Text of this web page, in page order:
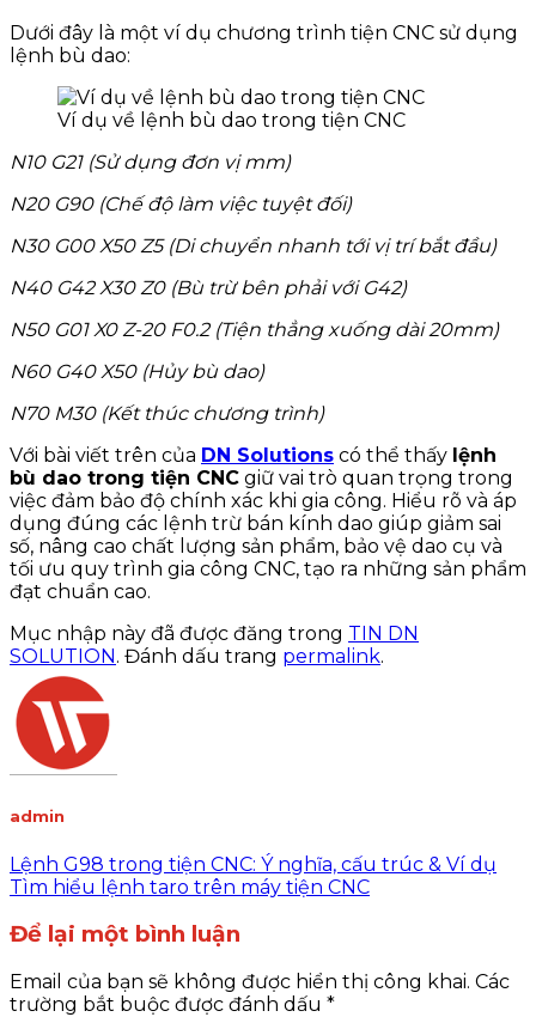
Dưới đây là một ví dụ chương trình tiện CNC sử dụng
lệnh bù dao:
Ví dụ về lệnh bù dao trong tiện CNC
N10 G21 (Sử dụng đơn vị mm)
N20 G90 (Chế độ làm việc tuyệt đối)
N30 G00 X50 Z5 (Di chuyển nhanh tới vị trí bắt đầu)
N40 G42 X30 Z0 (Bù trừ bên phải với G42)
N50 G01 X0 Z-20 F0.2 (Tiện thẳng xuống dài 20mm)
N60 G40 X50 (Hủy bù dao)
N70 M30 (Kết thúc chương trình)
Với bài viết trên của DN Solutions có thể thấy lệnh
bù dao trong tiện CNC giữ vai trò quan trọng trong
việc đảm bảo độ chính xác khi gia công. Hiểu rõ và áp
dụng đúng các lệnh trừ bán kính dao giúp giảm sai
số, nâng cao chất lượng sản phẩm, bảo vệ dao cụ và
tối ưu quy trình gia công CNC, tạo ra những sản phẩm
đạt chuẩn cao.
Mục nhập này đã được đăng trong TIN DN
SOLUTION . Đánh dấu trang permalink.
admin
Lệnh G98 trong tiện CNC: Ý nghĩa, cấu trúc & Ví dụ
Tìm hiểu lệnh taro trên máy tiện CNC
Để lại một bình luận
Email của bạn sẽ không được hiển thị công khai. Các
trường bắt buộc được đánh dấu *